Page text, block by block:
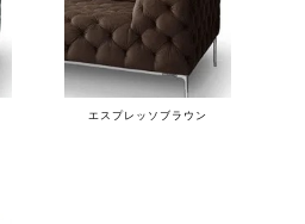
エスプレッソブラウン